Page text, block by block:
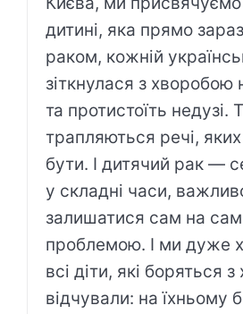
дитині, яка прямо
раком, кожній
зіткнулася з хворобою
та протистоїть недузі.
трапляються речі,
бути. І дитячий рак —
у складні часи,
залишатися сам на
проблемою. І ми дуже
всі діти, які боряться
відчували: на їхньому